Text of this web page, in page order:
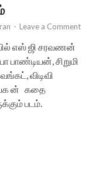
- Leave a Comment
எஸ் ஜி சரவணன்
பாண்டியன், சிறுமி
விடிவி
ன் கதை
படம்.